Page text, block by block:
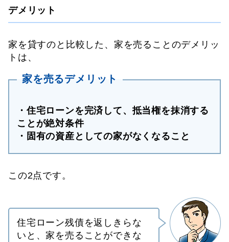
デメリット
家を貸すのと比較した、家を売ることのデメリッ
トは、
家を売るデメリット
・住宅ローンを完済して、抵当権を抹消する
ことが絶対条件
・固有の資産としての家がなくなること
この2点です。
住宅ローン残債を返しきらな
いと、家を売ることができな